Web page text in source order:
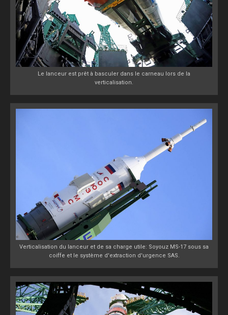
Le lanceur est prêt à basculer dans le carneau lors de la
verticalisation.
Verticalisation du lanceur et de sa charge utile: Soyouz MS-17 sous sa
coiffe et le système d'extraction d'urgence SAS.